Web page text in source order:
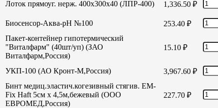
Лоток прямоуг. нерж. 400х300х40 (ЛПР-400) 1,336.50 ₽
Биосенсор-Аква-рН №100 253.40 ₽
Пакет-контейнер гипотермический
"Виталфарм" (40шт/уп) (ЗАО
Виталфарм,Россия)
15.10 ₽
УКП-100 (АО Кронт-М,Россия) 3,967.60 ₽
Бинт медиц.эластич.когезивный стягив. EM-
Fix Haft 5см х 4,5м,бежевый (ООО
ЕВРОМЕД,Россия)
227.70 ₽